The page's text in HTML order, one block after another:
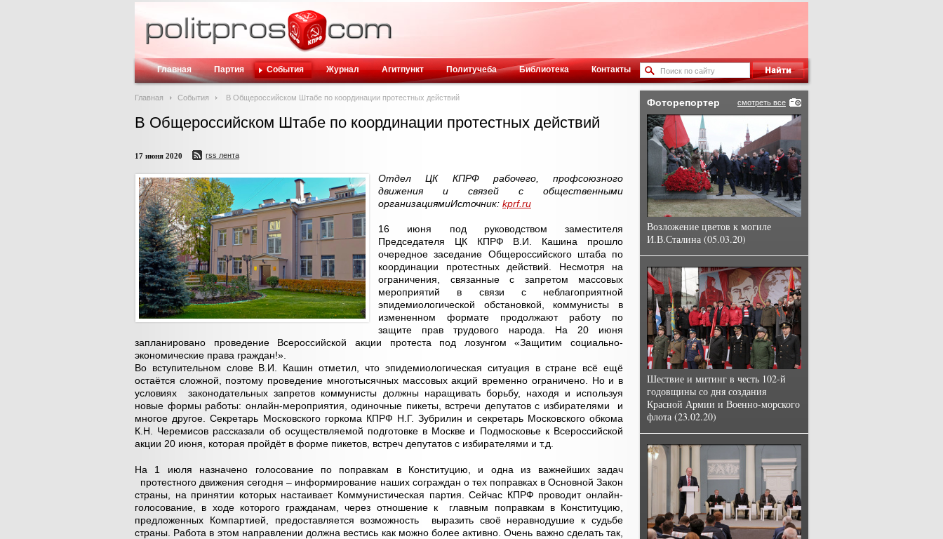
Главная Партия События Журнал Агитпункт Политучеба Библиотека Контакты
Главная События В Общероссийском Штабе по координации протестных действий
В Общероссийском Штабе по координации протестных действий
17 июня 2020 rss лента
Отдел ЦК КПРФ рабочего, профсоюзного
движения и связей с общественными
организациямиИсточник: kprf.ru
16 июня под руководством заместителя
Председателя ЦК КПРФ В.И. Кашина прошло
очередное заседание Общероссийского штаба по
координации протестных действий. Несмотря на
ограничения, связанные с запретом массовых
мероприятий в связи с неблагоприятной
эпидемиологической обстановкой, коммунисты в
измененном формате продолжают работу по
защите прав трудового народа. На 20 июня
запланировано проведение Всероссийской акции протеста под лозунгом «Защитим социально-
экономические права граждан!».
Во вступительном слове В.И. Кашин отметил, что эпидемиологическая ситуация в стране всё ещё
остаётся сложной, поэтому проведение многотысячных массовых акций временно ограничено. Но и в
условиях законодательных запретов коммунисты должны наращивать борьбу, находя и используя
новые формы работы: онлайн-мероприятия, одиночные пикеты, встречи депутатов с избирателями и
многое другое. Секретарь Московского горкома КПРФ Н.Г. Зубрилин и секретарь Московского обкома
К.Н. Черемисов рассказали об осуществляемой подготовке в Москве и Подмосковье к Всероссийской
акции 20 июня, которая пройдёт в форме пикетов, встреч депутатов с избирателями и т.д.
На 1 июля назначено голосование по поправкам в Конституцию, и одна из важнейших задач
протестного движения сегодня – информирование наших сограждан о тех поправках в Основной Закон
страны, на принятии которых настаивает Коммунистическая партия. Сейчас КПРФ проводит онлайн-
голосование, в ходе которого гражданам, через отношение к главным поправкам в Конституцию,
предложенных Компартией, предоставляется возможность выразить своё неравнодушие к судьбе
страны. Работа в этом направлении должна вестись как можно более активно. Очень важно сделать так,
смотреть все
Фоторепортер
Возложение цветов к могиле
И.В.Сталина (05.03.20)
Шествие и митинг в честь 102-й
годовщины со дня создания
Красной Армии и Военно-морского
флота (23.02.20)